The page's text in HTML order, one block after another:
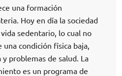
una formación
Hoy en día la sociedad
sedentario, lo cual no
una condición física baja,
problemas de salud. La
es un programa de